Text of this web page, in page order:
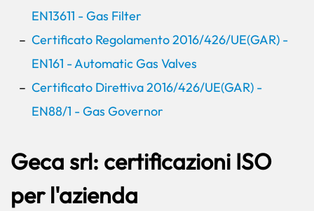
EN13611 - Gas Filter
Certificato Regolamento 2016/426/UE(GAR) -
EN161 - Automatic Gas Valves
Certificato Direttiva 2016/426/UE(GAR) -
EN88/1 - Gas Governor
Geca srl: certificazioni ISO
per l'azienda